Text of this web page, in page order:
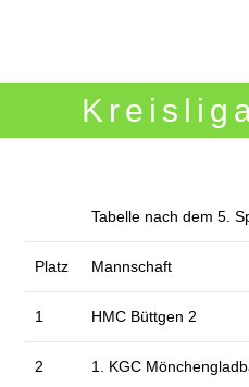
Tabelle nach dem 5.
Platz Mannschaft
1 HMC Büttgen 2
2 1. KGC